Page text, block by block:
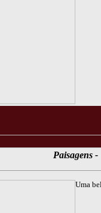
Paisagens
Uma